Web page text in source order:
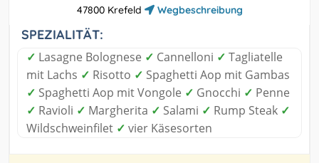
47800 Krefeld
Wegbeschreibung
SPEZIALITÄT:
✓ Lasagne Bolognese ✓ Cannelloni ✓ Tagliatelle
mit Lachs ✓ Risotto ✓ Spaghetti Aop mit Gambas
✓ Spaghetti Aop mit Vongole ✓ Gnocchi ✓ Penne
✓ Ravioli ✓ Margherita ✓ Salami ✓ Rump Steak ✓
Wildschweinfilet ✓ vier Käsesorten